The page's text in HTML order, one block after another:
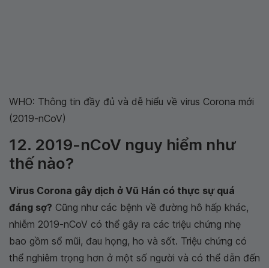
WHO: Thông tin đầy đủ và dễ hiểu về virus Corona mới
(2019-nCoV)
12. 2019-nCoV nguy hiểm như
thế nào?
Virus Corona gây dịch ở Vũ Hán có thực sự quá
đáng sợ? Cũng như các bệnh về đường hô hấp khác,
nhiễm 2019-nCoV có thể gây ra các triệu chứng nhẹ
bao gồm sổ mũi, đau họng, ho và sốt. Triệu chứng có
thể nghiêm trọng hơn ở một số người và có thể dẫn đến